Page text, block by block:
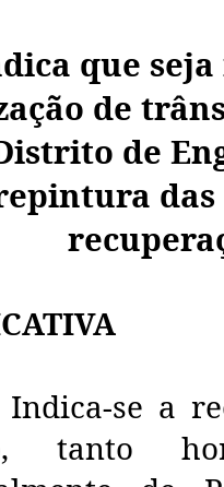
que
de
de
das
Indica-se a
tanto